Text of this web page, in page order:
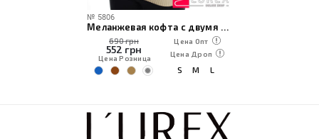
№ 5806
690 грн
552 грн
Цена Розница
Цена Опт
Цена Дроп
S M L